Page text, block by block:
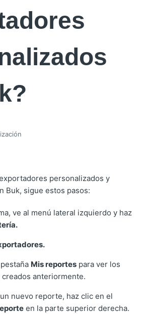
personalizados y
Buk, sigue estos pasos:
ve al menú lateral izquierdo y haz
Mis reportes para ver los
anteriormente.
nuevo reporte, haz clic en el
en la parte superior derecha.